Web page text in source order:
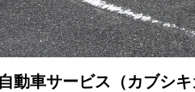
動車サービス（カブシ